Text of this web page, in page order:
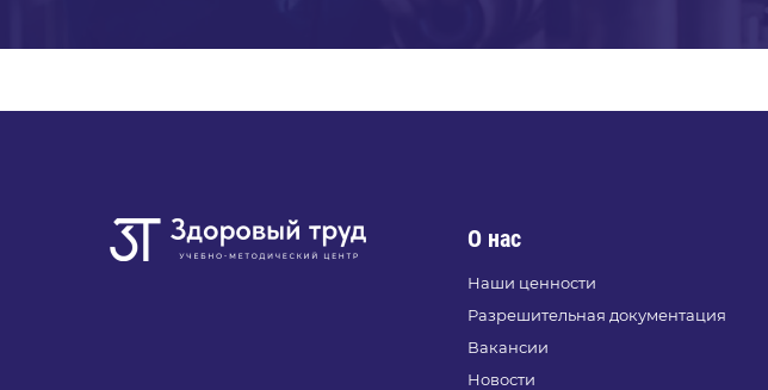
О нас
Наши ценности
Разрешительная документация
Вакансии
Новости